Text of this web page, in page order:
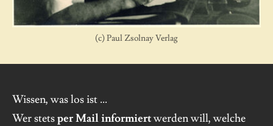
(c) Paul Zsolnay Verlag
Wissen, was los ist ...
Wer stetsper Mail informiertwerden will, welche